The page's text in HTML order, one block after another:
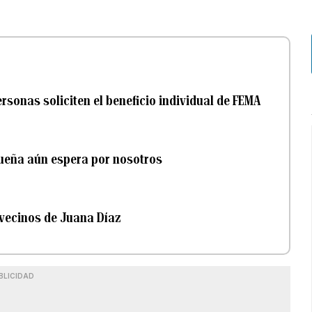
soliciten el beneficio individual de FEMA
aún espera por nosotros
de Juana Díaz